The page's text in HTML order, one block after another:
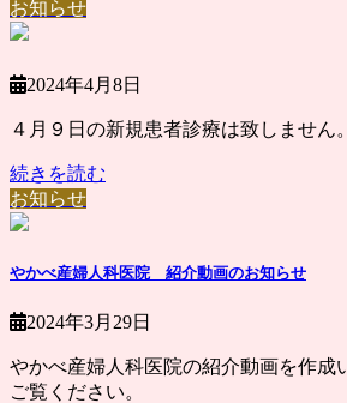
お知らせ
2024年4月8日
４月９日の新規患者診療は致しません。
続きを読む
お知らせ
やかべ産婦人科医院 紹介動画のお知らせ
2024年3月29日
やかべ産婦人科医院の紹介動画を作成
ご覧ください。